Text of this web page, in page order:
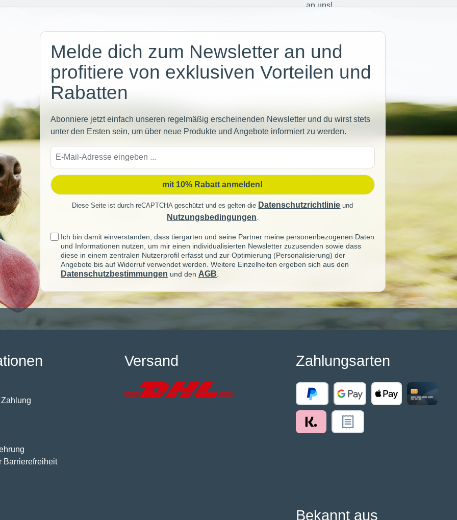
an uns!
Melde dich zum Newsletter an und
profitiere von exklusiven Vorteilen und
Rabatten
Abonniere jetzt einfach unseren regelmäßig erscheinenden Newsletter und du wirst stets
unter den Ersten sein, um über neue Produkte und Angebote informiert zu werden.
Adresse
mit 10% Rabatt anmelden!
Diese Seite ist durch reCAPTCHA geschützt und es gelten die Datenschutzrichtlinie und
Nutzungsbedingungen.
Ich bin damit einverstanden, dass tiergarten und seine Partner meine personenbezogenen Daten
und Informationen nutzen, um mir einen individualisierten Newsletter zuzusenden sowie dass
diese in einem zentralen Nutzerprofil erfasst und zur Optimierung (Personalisierung) der
Angebote bis auf Widerruf verwendet werden. Weitere Einzelheiten ergeben sich aus den
Datenschutzbestimmungen und den AGB
Barrierefreiheit
Versand Zahlungsarten
Bekannt aus